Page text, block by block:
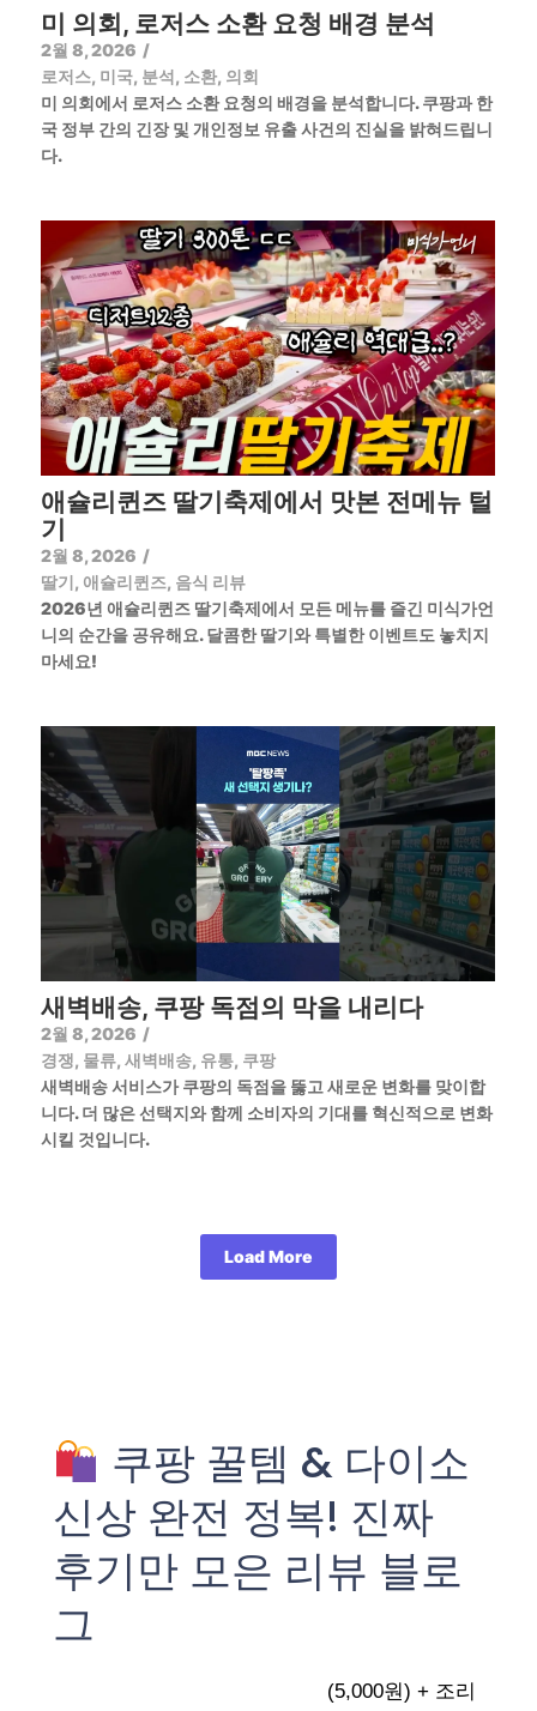
미 의회, 로저스 소환 요청 배경 분석
2월 8, 2026 /
로저스, 미국, 분석, 소환, 의회
미 의회에서 로저스 소환 요청의 배경을 분석합니다. 쿠팡과 한
국 정부 간의 긴장 및 개인정보 유출 사건의 진실을 밝혀드립니
다.
애슐리퀸즈 딸기축제에서 맛본 전메뉴 털
기
2월 8, 2026 /
딸기, 애슐리퀸즈, 음식 리뷰
2026년 애슐리퀸즈 딸기축제에서 모든 메뉴를 즐긴 미식가언
니의 순간을 공유해요. 달콤한 딸기와 특별한 이벤트도 놓치지
마세요!
새벽배송, 쿠팡 독점의 막을 내리다
2월 8, 2026 /
경쟁, 물류, 새벽배송, 유통, 쿠팡
새벽배송 서비스가 쿠팡의 독점을 뚫고 새로운 변화를 맞이합
니다. 더 많은 선택지와 함께 소비자의 기대를 혁신적으로 변화
시킬 것입니다.
Load More
쿠팡 꿀템 & 다이소
신상 완전 정복! 진짜
후기만 모은 리뷰 블로
그
(5,000원) + 조리